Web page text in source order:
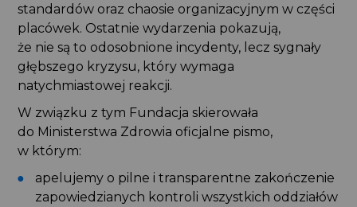
standardów oraz chaosie organizacyjnym w części
placówek. Ostatnie wydarzenia pokazują,
że nie są to odosobnione incydenty, lecz sygnały
głębszego kryzysu, który wymaga
natychmiastowej reakcji.
W związku z tym Fundacja skierowała
do Ministerstwa Zdrowia oficjalne pismo,
w którym:
apelujemy o pilne i transparentne zakończenie
zapowiedzianych kontroli wszystkich oddziałów